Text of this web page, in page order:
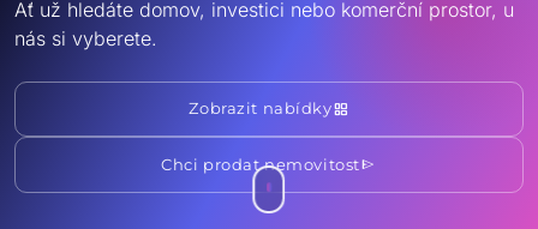
Ať už hledáte domov, investici nebo komerční prostor, u
nás si vyberete.
Zobrazit nabídkygrid_view
Chci prodat nemovitostsend